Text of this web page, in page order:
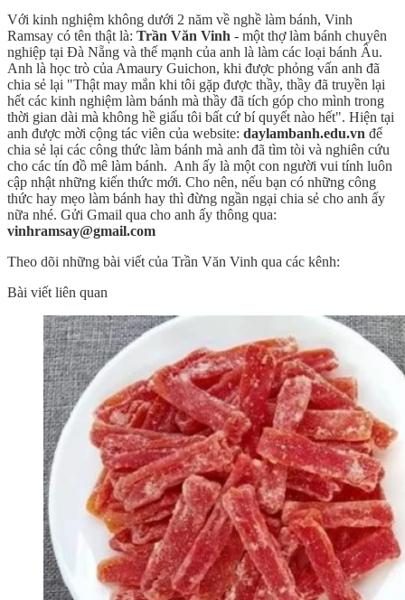
Với kinh nghiệm không dưới 2 năm về nghề làm bánh, Vinh
Ramsay có tên thật là: Trần Văn Vinh - một thợ làm bánh chuyên
nghiệp tại Đà Nẵng và thế mạnh của anh là làm các loại bánh Âu.
Anh là học trò của Amaury Guichon, khi được phỏng vấn anh đã
chia sẻ lại "Thật may mắn khi tôi gặp được thầy, thầy đã truyền lại
hết các kinh nghiệm làm bánh mà thầy đã tích góp cho mình trong
thời gian dài mà không hề giấu tôi bất cứ bí quyết nào hết". Hiện tại
anh được mời cộng tác viên của website: daylambanh.edu.vn để
chia sẻ lại các công thức làm bánh mà anh đã tìm tòi và nghiên cứu
cho các tín đồ mê làm bánh. Anh ấy là một con người vui tính luôn
cập nhật những kiến thức mới. Cho nên, nếu bạn có những công
thức hay mẹo làm bánh hay thì đừng ngần ngại chia sẻ cho anh ấy
nữa nhé. Gửi Gmail qua cho anh ấy thông qua:
vinhramsay@gmail.com
Theo dõi những bài viết của Trần Văn Vinh qua các kênh:
Bài viết liên quan